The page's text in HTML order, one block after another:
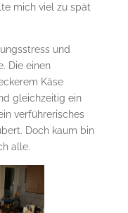
mich viel zu spät
und
Die einen
Käse
gleichzeitig ein
verführerisches
Doch kaum bin
alle.